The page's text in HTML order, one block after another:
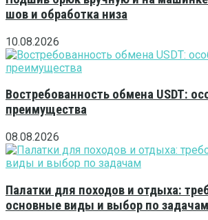
шов и обработка низа
10.08.2026
Востребованность обмена USDT:
преимущества
08.08.2026
Палатки для походов и отдыха:
основные виды и выбор по задачам